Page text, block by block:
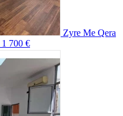
Zyre Me Qera
1 700 €